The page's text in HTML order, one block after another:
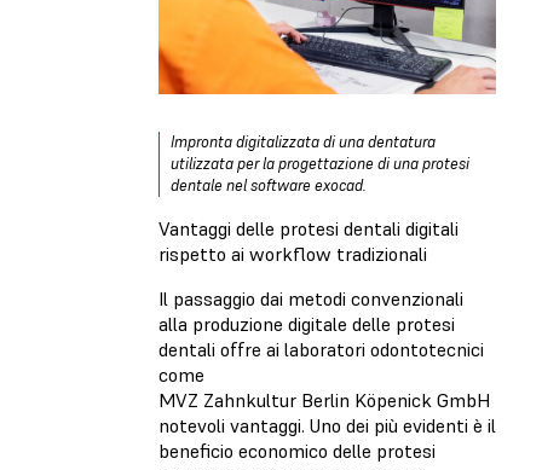
Impronta digitalizzata di una dentatura
utilizzata per la progettazione di una protesi
dentale nel software exocad.
Vantaggi delle protesi dentali digitali
rispetto ai workflow tradizionali
Il passaggio dai metodi convenzionali
alla produzione digitale delle protesi
dentali offre ai laboratori odontotecnici
come
MVZ Zahnkultur Berlin Köpenick GmbH
notevoli vantaggi. Uno dei più evidenti è il
beneficio economico delle protesi